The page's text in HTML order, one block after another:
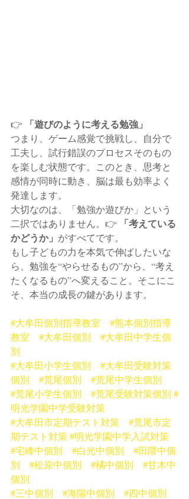
👉 「遊びのように考える勉強」
つまり、ゲーム感覚で挑戦し、自分で
工夫し、試行錯誤のプロセスそのもの
を楽しむ状態です。このとき、思考と
感情が同時に動き、脳は最も効率よく
発達します。
大切なのは、「勉強か遊びか」という
二択ではありません。👉
「考えている
かどうか」 がすべてです。
もし子どもの力を本気で伸ばしたいな
ら、勉強を“やらせるもの”から、“考え
たくなるもの”へ変えること。そこにこ
そ、本当の成長の鍵があります。
#大牟田個別指導教室
#熊本個別指導
教室
#大牟田個別
#大牟田中学生個
別
#大牟田小学生個別
#大牟田受験対策
個別
#荒尾個別
#荒尾中学生個別
#荒尾小学生個別
#荒尾受験対策個別 #
明光学園中学受験対策
#大牟田市定期テスト対策
#荒尾市定
期テスト対策#明光学園中学入試対策
#宅峰中個別
#白光中個別
#田隈中個
別
#松原中個別 #橘中個別
#甘木中
個別
#三中個別
#海陽中個別 #四中個別